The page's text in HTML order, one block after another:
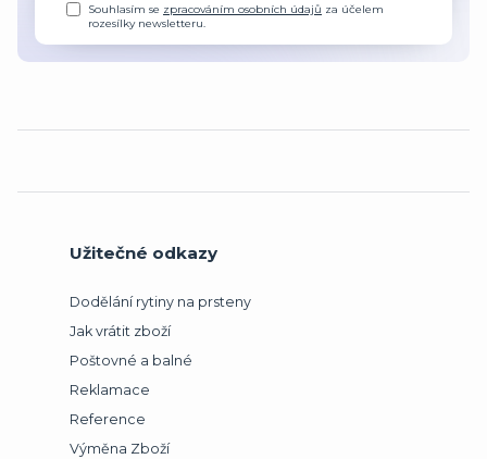
Souhlasím se zpracováním osobních údajů za účelem
rozesílky newsletteru.
Užitečné odkazy
Dodělání rytiny na prsteny
Jak vrátit zboží
Poštovné a balné
Reklamace
Reference
Výměna Zboží